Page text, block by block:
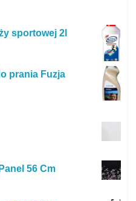
sportowej 2l
prania Fuzja
56 Cm